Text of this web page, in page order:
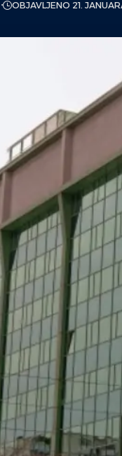
OBJAVLJENO 21.